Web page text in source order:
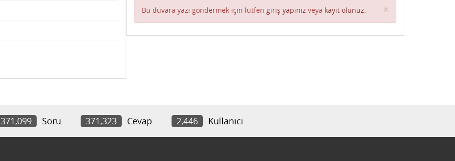
Bu duvara yazı göndermek için lütfen giriş yapınız veya kayıt olunuz. ×
371,099 Soru 371,323 Cevap 2,446 Kullanıcı